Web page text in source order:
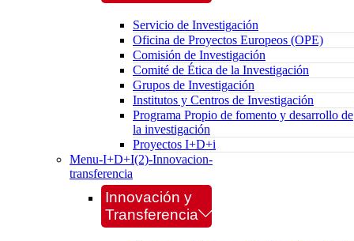
Servicio de Investigación
Oficina de Proyectos Europeos (OPE)
Comisión de Investigación
Comité de Ética de la Investigación
Grupos de Investigación
Institutos y Centros de Investigación
Programa Propio de fomento y desarrollo de
la investigación
Proyectos I+D+i
Menu-I+D+I(2)-Innovacion-
transferencia
Innovación y
Transferencia